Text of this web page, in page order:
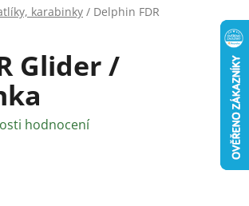
karabinky / Delphin FDR
Glider /
hodnocení